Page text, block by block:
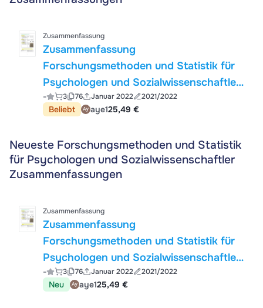
Zusammenfassung
Zusammenfassung
Forschungsmethoden und Statistik für
Psychologen und Sozialwissenschaftler,
Statistik 1
- 3 76 Januar 2022 2021/2022
Beliebt aye125,49 €
Neueste Forschungsmethoden und Statistik
für Psychologen und Sozialwissenschaftler
Zusammenfassungen
Zusammenfassung
Zusammenfassung
Forschungsmethoden und Statistik für
Psychologen und Sozialwissenschaftler,
Statistik 1
- 3 76 Januar 2022 2021/2022
Neu aye125,49 €